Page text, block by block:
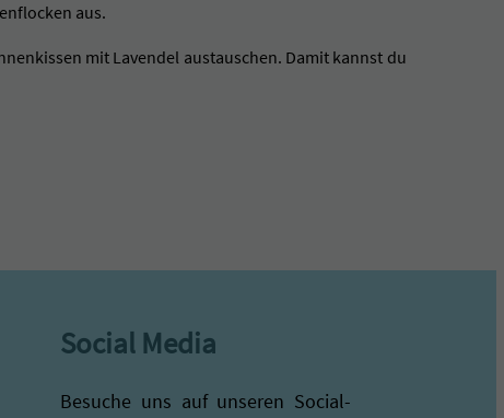
aus.
mit Lavendel austauschen. Damit kannst du
Social Media
Besuche uns auf unseren Social-